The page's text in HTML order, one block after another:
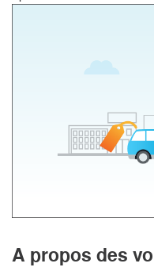
A propos des